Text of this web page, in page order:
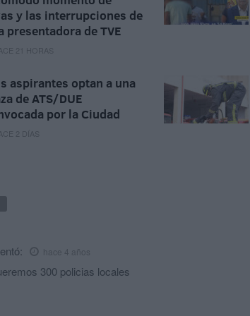
y las interrupciones de
presentadora de TVE
21 HORAS
aspirantes optan a una
de ATS/DUE
por la Ciudad
2 DÍAS
hace 4 años
300 policias locales